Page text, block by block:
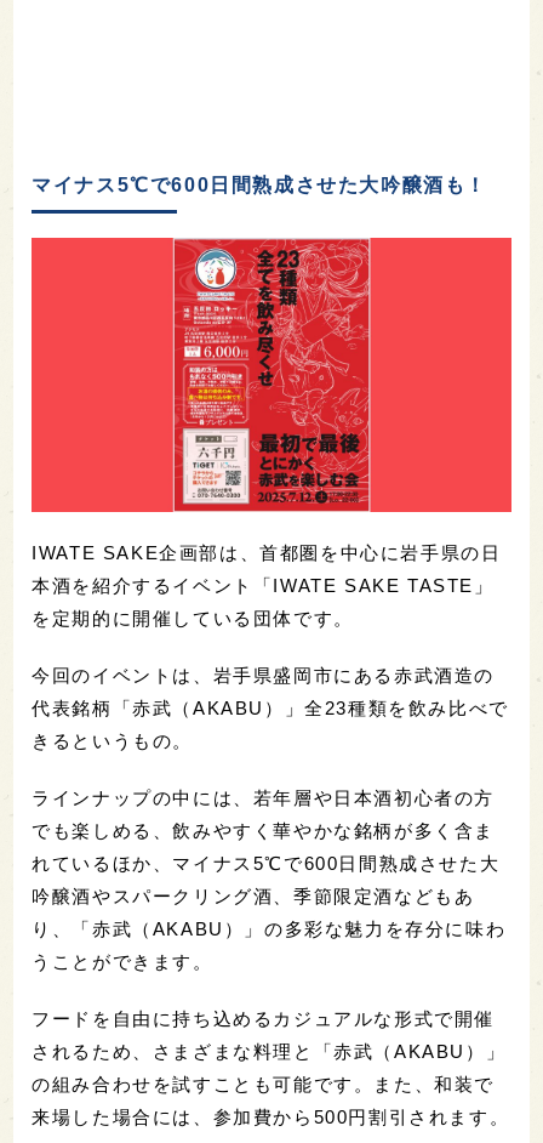
マイナス5℃で600日間熟成させた大吟醸酒も！
IWATE SAKE企画部は、首都圏を中心に岩手県の日
本酒を紹介するイベント「IWATE SAKE TASTE」
を定期的に開催している団体です。
今回のイベントは、岩手県盛岡市にある赤武酒造の
代表銘柄「赤武（AKABU）」全23種類を飲み比べで
きるというもの。
ラインナップの中には、若年層や日本酒初心者の方
でも楽しめる、飲みやすく華やかな銘柄が多く含ま
れているほか、マイナス5℃で600日間熟成させた大
吟醸酒やスパークリング酒、季節限定酒などもあ
り、「赤武（AKABU）」の多彩な魅力を存分に味わ
うことができます。
フードを自由に持ち込めるカジュアルな形式で開催
されるため、さまざまな料理と「赤武（AKABU）」
の組み合わせを試すことも可能です。また、和装で
来場した場合には、参加費から500円割引されます。